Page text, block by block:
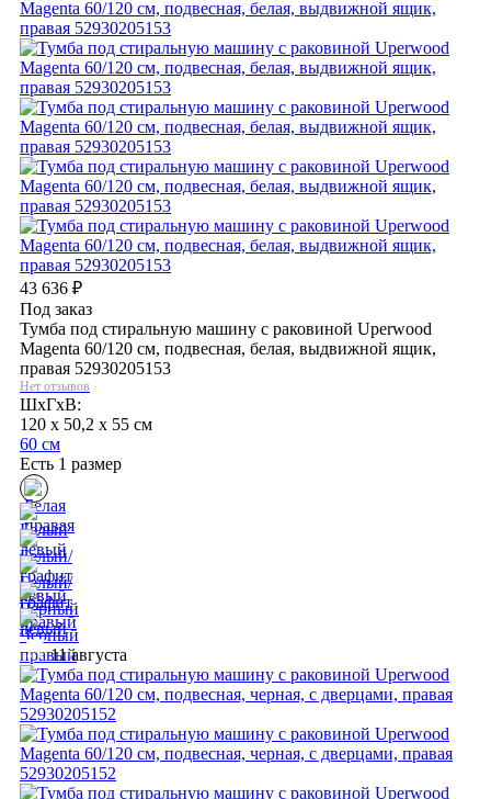
43 636 ₽
Под заказ
Тумба под стиральную машину с раковиной Uperwood
Magenta 60/120 см, подвесная, белая, выдвижной ящик,
правая 52930205153
Нет отзывов
ШхГхВ:
120 x 50,2 x 55 см
60 см
Есть 1 размер
11 августа